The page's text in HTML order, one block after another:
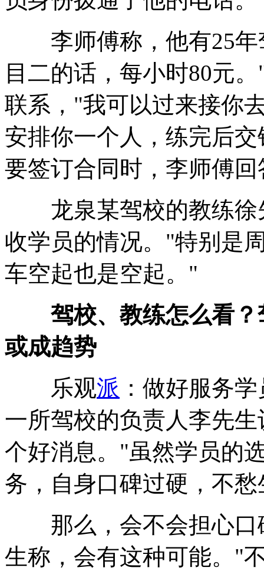
李师傅称，他有25年
目二的话，每小时80元
联系，"我可以过来接你
安排你一个人，练完后
要签订合同时，李师傅
龙泉某驾校的教练徐
收学员的情况。"特别是
车空起也是空起。"
驾校、教练怎么看？
或成趋势
乐观派 ：做好服务
一所驾校的负责人李先
个好消息。"虽然学员的
务，自身口碑过硬，不
那么，会不会担心口
生称，会有这种可能。"